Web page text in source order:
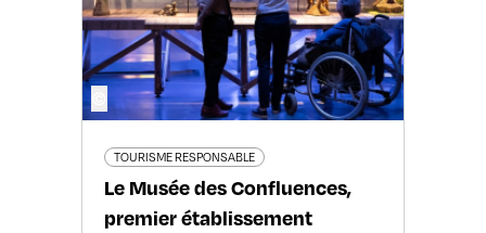
TOURISME RESPONSABLE
Le Musée des Confluences,
premier établissement
©